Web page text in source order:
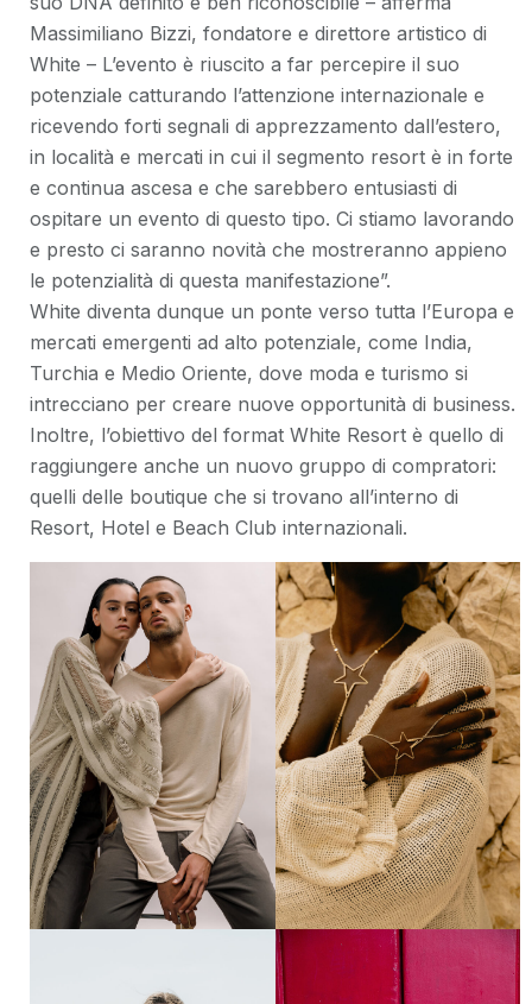
Massimiliano Bizzi, fondatore e direttore artistico di
White – L’evento è riuscito a far percepire il suo
potenziale catturando l’attenzione internazionale e
ricevendo forti segnali di apprezzamento dall’estero,
in località e mercati in cui il segmento resort è in forte
e continua ascesa e che sarebbero entusiasti di
ospitare un evento di questo tipo. Ci stiamo lavorando
e presto ci saranno novità che mostreranno appieno
le potenzialità di questa manifestazione”.
White diventa dunque un ponte verso tutta l’Europa e
mercati emergenti ad alto potenziale, come India,
Turchia e Medio Oriente, dove moda e turismo si
intrecciano per creare nuove opportunità di business.
Inoltre, l’obiettivo del format White Resort è quello di
raggiungere anche un nuovo gruppo di compratori:
quelli delle boutique che si trovano all’interno di
Resort, Hotel e Beach Club internazionali.